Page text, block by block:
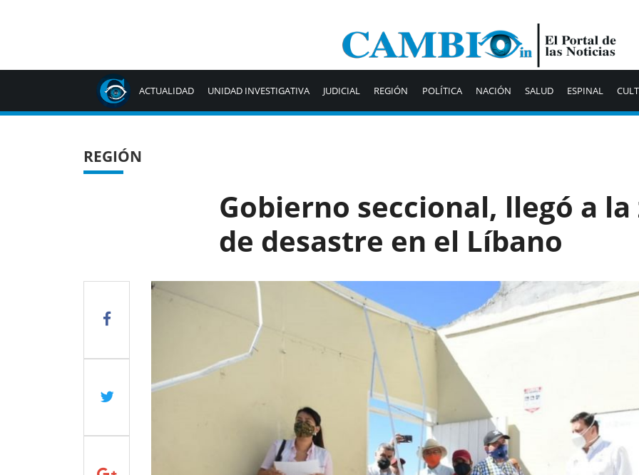
ACTUALIDAD UNIDAD INVESTIGATIVA JUDICIAL REGIÓN POLÍTICA NACIÓN SALUD ESPINAL
REGIÓN
Gobierno seccional, llegó a la
de desastre en el Líbano